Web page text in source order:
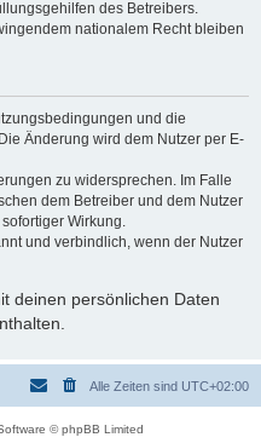
des Betreibers.
nationalem Recht bleiben
und die
Änderung wird dem Nutzer per E-
zu widersprechen. Im Falle
dem Betreiber und dem Nutzer
Wirkung.
und verbindlich, wenn der Nutzer
deinen persönlichen Daten
Alle Zeiten sind UTC+02:00
© phpBB Limited